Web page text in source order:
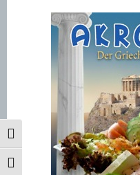
UMSCHALTEN AUF HOHE
SCHRIFT VERGRÖSSERN